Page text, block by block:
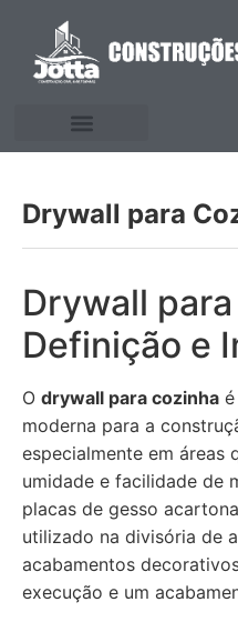
Drywall para
Drywall
Definição e
O drywall para cozinha
moderna para a
especialmente em áreas
umidade e facilidade de
placas de gesso
utilizado na divisória de
acabamentos
execução e um